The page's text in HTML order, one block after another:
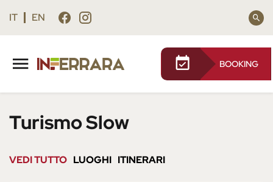
principale
IT EN
BOOKING
Turismo Slow
VEDI TUTTO LUOGHI ITINERARI